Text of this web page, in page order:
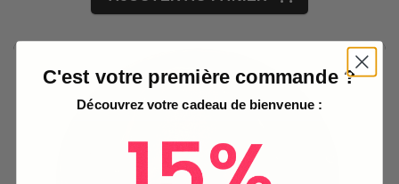
C'est votre première commande ?
Découvrez votre cadeau de bienvenue :